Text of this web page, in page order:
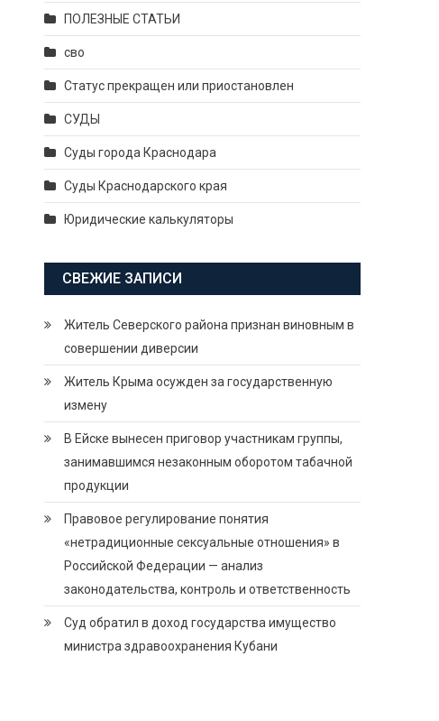
ПОЛЕЗНЫЕ СТАТЬИ
сво
Статус прекращен или приостановлен
СУДЫ
Суды города Краснодара
Суды Краснодарского края
Юридические калькуляторы
СВЕЖИЕ ЗАПИСИ
Житель Северского района признан виновным в
совершении диверсии
Житель Крыма осужден за государственную
измену
В Ейске вынесен приговор участникам группы,
занимавшимся незаконным оборотом табачной
продукции
Правовое регулирование понятия
«нетрадиционные сексуальные отношения» в
Российской Федерации — анализ
законодательства, контроль и ответственность
Суд обратил в доход государства имущество
министра здравоохранения Кубани